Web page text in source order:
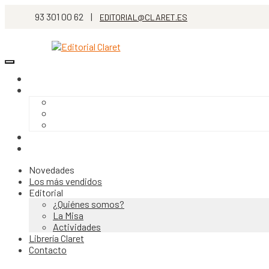
93 301 00 62 | EDITORIAL@CLARET.ES
Novedades
Los más vendidos
Editorial
¿Quiénes somos?
La Misa
Actividades
Librería Claret
Contacto